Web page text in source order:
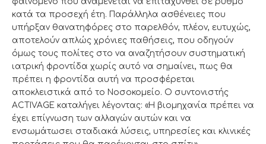
κατά τα προσεχή έτη. Παράλληλα ασθένειες που
υπήρξαν θανατηφόρες στο παρελθόν, πλέον, ευτυχώς,
αποτελούν απλώς χρόνιες παθήσεις, που οδηγούν
όμως τους πολίτες στο να αναζητήσουν συστηματική
ιατρική φροντίδα χωρίς αυτό να σημαίνει, πως θα
πρέπει η φροντίδα αυτή να προσφέρεται
αποκλειστικά από το Νοσοκομείο. Ο συντονιστής
ACTIVAGE καταλήγει λέγοντας: «Η βιομηχανία πρέπει να
έχει επίγνωση των αλλαγών αυτών και να
ενσωμάτωσει σταδιακά λύσεις, υπηρεσίες και κλινικές